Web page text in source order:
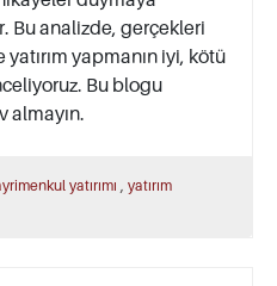
Bu analizde, gerçekleri
yapmanın iyi, kötü
Bu blogu
almayın.
yatırımı
yatırım